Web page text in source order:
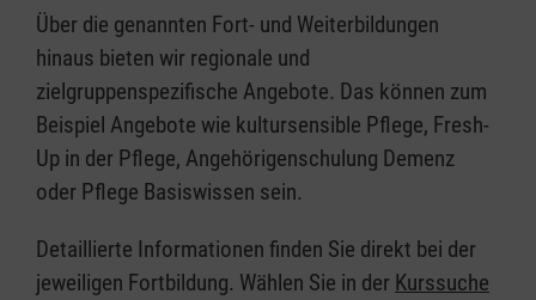
Über die genannten Fort- und Weiterbildungen
hinaus bieten wir regionale und
zielgruppenspezifische Angebote. Das können zum
Beispiel Angebote wie kultursensible Pflege, Fresh-
Up in der Pflege, Angehörigenschulung Demenz
oder Pflege Basiswissen sein.
Detaillierte Informationen finden Sie direkt bei der
jeweiligen Fortbildung. Wählen Sie in der Kurssuche